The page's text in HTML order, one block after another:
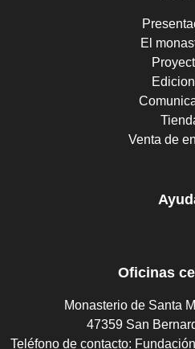
El
Venta de
Oficinas
Monasterio de Santa
47359 San
Teléfono de contacto: